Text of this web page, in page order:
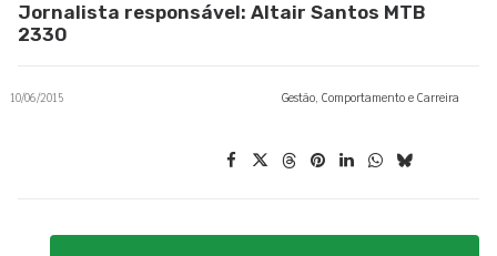
Jornalista responsável: Altair Santos MTB
2330
10/06/2015 Gestão, Comportamento e Carreira